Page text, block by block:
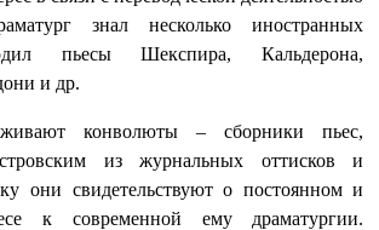
знал несколько иностранных
пьесы Шекспира, Кальдерона,
и др.
конволюты – сборники пьес,
из журнальных оттисков и
они свидетельствуют о постоянном и
к современной ему драматургии.